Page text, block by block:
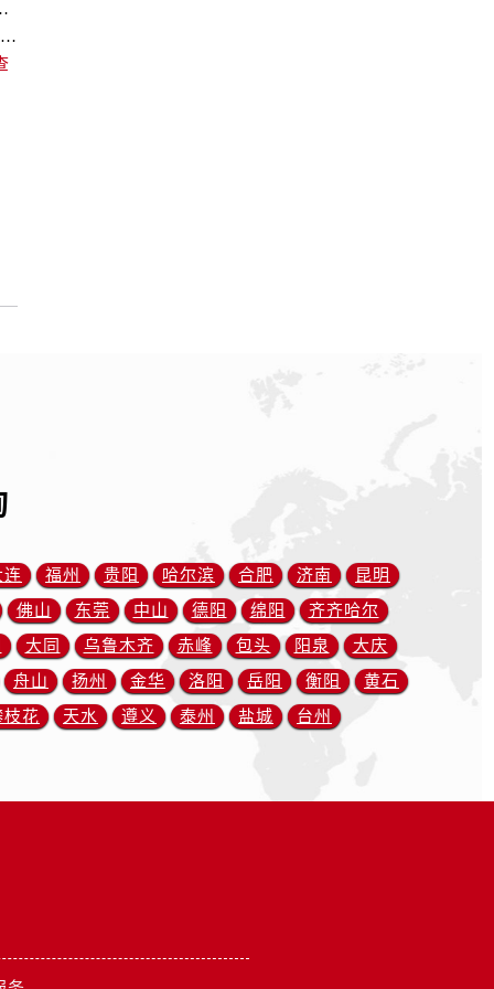
服务热线一键获取攻略
重磅公告！2026年帝舵呼和浩特官方专柜客户服务电话全新上线
连 福州 贵阳 哈尔滨 合肥 济南
昆明
佛山 东莞 中山 德阳 绵阳
齐齐哈尔
大同 乌鲁木齐 赤峰 包头 阳泉
大庆
舟山 扬州 金华 洛阳 岳阳 衡阳
黄石
枝花 天水 遵义 泰州 盐城 台州